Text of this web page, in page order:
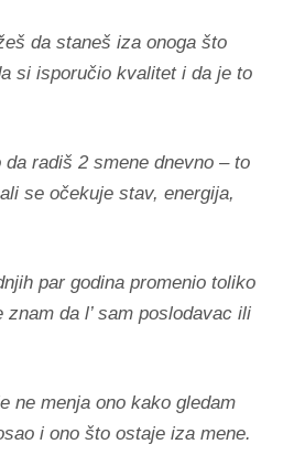
da staneš iza onoga što
si isporučio kvalitet i da je to
radiš 2 smene dnevno – to
se očekuje stav, energija,
par godina promenio toliko
znam da l’ sam poslodavac ili
ne menja ono kako gledam
i ono što ostaje iza mene.